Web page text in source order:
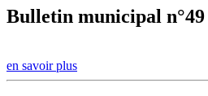
Bulletin municipal n°49
en savoir plus